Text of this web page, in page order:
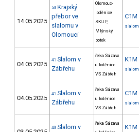
14.05.2025
50 Krajský
přebor ve
slalomu v
Olomouci
Olomouc-
loděnice
SKUP,
Mlýnský
potok
C1M
slalom
04.05.2025
41 Slalom v
Zábřehu
řeka Sázava
u loděnice
VS Zábřeh
K1M
slalom
04.05.2025
41 Slalom v
Zábřehu
řeka Sázava
u loděnice
VS Zábřeh
C1M
slalom
40 Slalom v
řeka Sázava
K1M